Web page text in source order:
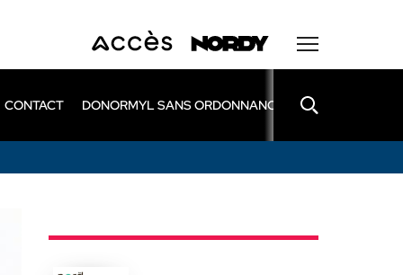
CONTACT DONORMYL SANS ORDONNANCE LEXOMIL SANS